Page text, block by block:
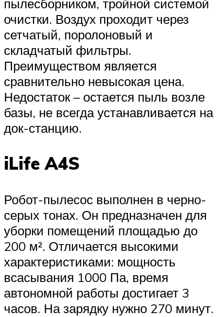
пылесборником, тройной системой
очистки. Воздух проходит через
сетчатый, поролоновый и
складчатый фильтры.
Преимуществом является
сравнительно невысокая цена.
Недостаток – остается пыль возле
базы, не всегда устанавливается на
док-станцию.
iLife A4S
Робот-пылесос выполнен в черно-
серых тонах. Он предназначен для
уборки помещений площадью до
200 м². Отличается высокими
характеристиками: мощность
всасывания 1000 Па, время
автономной работы достигает 3
часов. На зарядку нужно 270 минут.